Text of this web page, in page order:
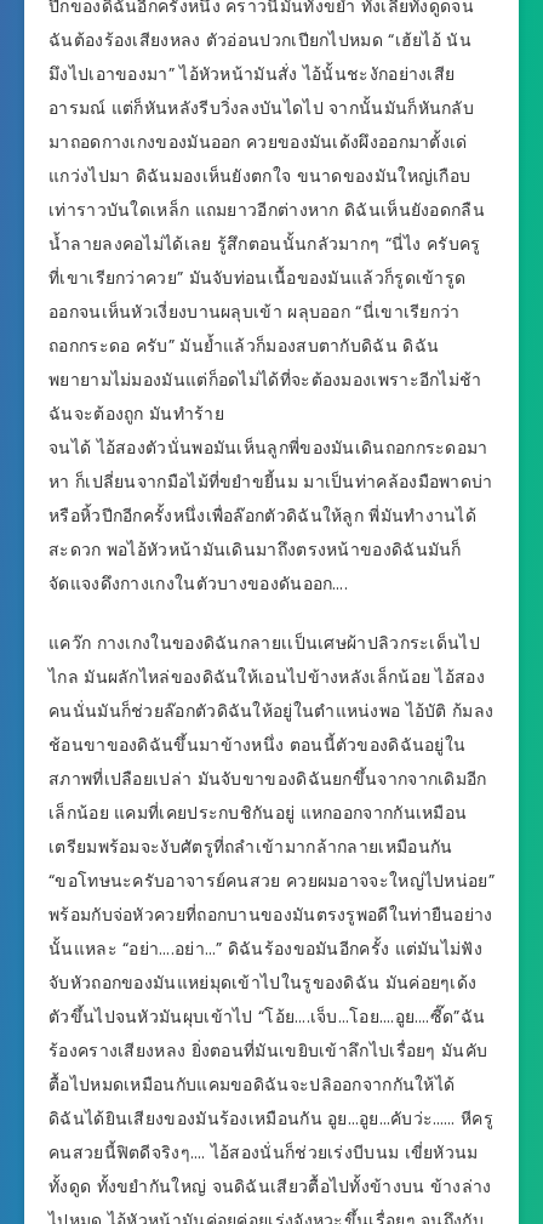
ปีกของดิฉันอีกครั้งหนึ่ง คราวนี้มันทั้งขยำ ทั้งเลียทั้งดูดจน
ฉันต้องร้องเสียงหลง ตัวอ่อนปวกเปียกไปหมด “เฮ้ยไอ้ นัน
มึงไปเอาของมา” ไอ้หัวหน้ามันสั่ง ไอ้นั้นชะงักอย่างเสีย
อารมณ์ แต่ก็หันหลังรีบวิ่งลงบันไดไป จากนั้นมันก็หันกลับ
มาถอดกางเกงของมันออก ควยของมันเด้งผึงออกมาตั้งเด่
แกว่งไปมา ดิฉันมองเห็นยังตกใจ ขนาดของมันใหญ่เกือบ
เท่าราวบันใดเหล็ก แถมยาวอีกต่างหาก ดิฉันเห็นยังอดกลืน
น้ำลายลงคอไม่ได้เลย รู้สึกตอนนั้นกลัวมากๆ “นี่ไง ครับครู
ที่เขาเรียกว่าควย” มันจับท่อนเนื้อของมันแล้วก็รูดเข้ารูด
ออกจนเห็นหัวเงี่ยงบานผลุบเข้า ผลุบออก “นี่เขาเรียกว่า
ถอกกระดอ ครับ” มันย้ำแล้วก็มองสบตากับดิฉัน ดิฉัน
พยายามไม่มองมันแต่ก็อดไม่ได้ที่จะต้องมองเพราะอีกไม่ช้า
ฉันจะต้องถูก มันทำร้าย
จนได้ ไอ้สองตัวนั่นพอมันเห็นลูกพี่ของมันเดินถอกกระดอมา
หา ก็เปลี่ยนจากมือไม้ที่ขยำขยี้นม มาเป็นท่าคล้องมือพาดบ่า
หรือหิ้วปีกอีกครั้งหนึ่งเพื่อล๊อกตัวดิฉันให้ลูก พี่มันทำงานได้
สะดวก พอไอ้หัวหน้ามันเดินมาถึงตรงหน้าของดิฉันมันก็
จัดแจงดึงกางเกงในตัวบางของดันออก….
แคว๊ก กางเกงในของดิฉันกลายเเป็นเศษผ้าปลิวกระเด็นไป
ไกล มันผลักไหล่ของดิฉันให้เอนไปข้างหลังเล็กน้อย ไอ้สอง
คนนั่นมันก็ช่วยล๊อกตัวดิฉันให้อยู่ในตำแหน่งพอ ไอ้บัติ ก้มลง
ช้อนขาของดิฉันขึ้นมาข้างหนึ่ง ตอนนี้ตัวของดิฉันอยู่ใน
สภาพที่เปลือยเปล่า มันจับขาของดิฉันยกขึ้นจากจากเดิมอีก
เล็กน้อย แคมที่เคยประกบชิกันอยู่ แหกออกจากกันเหมือน
เตรียมพร้อมจะงับศัตรูที่ถลำเข้ามากล้ากลายเหมือนกัน
“ขอโทษนะครับอาจารย์คนสวย ควยผมอาจจะใหญ่ไปหน่อย”
พร้อมกับจ่อหัวควยที่ถอกบานของมันตรงรูพอดีในท่ายืนอย่าง
นั้นแหละ “อย่า….อย่า…” ดิฉันร้องขอมันอีกครั้ง แต่มันไม่ฟัง
จับหัวถอกของมันแหย่มุดเข้าไปในรูของดิฉัน มันค่อยๆเด้ง
ตัวขึ้นไปจนหัวมันผุบเข้าไป “โอ้ย….เจ็บ…โอย….อูย….ซี๊ด”ฉัน
ร้องครางเสียงหลง ยิ่งตอนที่มันเขยิบเข้าลึกไปเรื่อยๆ มันคับ
ตื้อไปหมดเหมือนกับแคมขอดิฉันจะปลิออกจากกันให้ได้
ดิฉันได้ยินเสียงของมันร้องเหมือนกัน อูย…อูย…คับว่ะ…… หีครู
คนสวยนี้ฟิตดีจริงๆ…. ไอ้สองนั่นก็ช่วยเร่งบีบนม เขี่ยหัวนม
ทั้งดูด ทั้งขยำกันใหญ่ จนดิฉันเสียวตื้อไปทั้งข้างบน ข้างล่าง